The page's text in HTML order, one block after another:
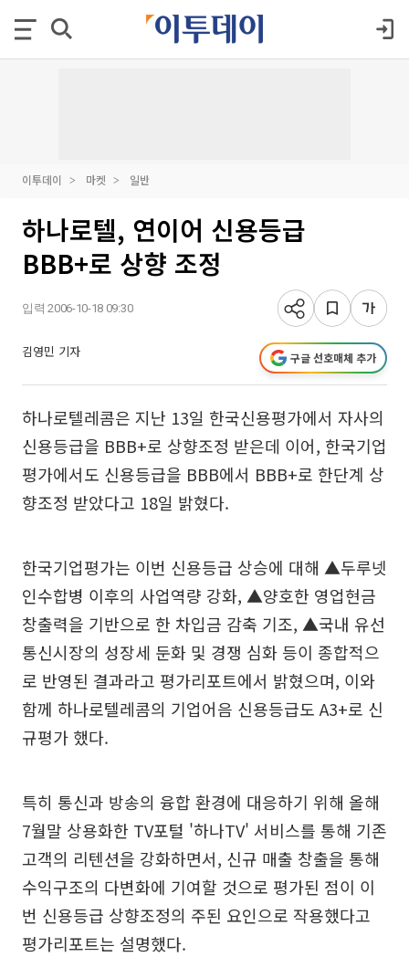
이투데이 마켓 일반
하나로텔, 연이어 신용등급
BBB+로 상향 조정
입력 2006-10-18 09:30
김영민 기자 구글 선호매체 추가
하나로텔레콤은 지난 13일 한국신용평가에서 자사의
신용등급을 BBB+로 상향조정 받은데 이어, 한국기업
평가에서도 신용등급을 BBB에서 BBB+로 한단계 상
향조정 받았다고 18일 밝혔다.
한국기업평가는 이번 신용등급 상승에 대해 ▲두루넷
인수합병 이후의 사업역량 강화, ▲양호한 영업현금
창출력을 기반으로 한 차입금 감축 기조, ▲국내 유선
통신시장의 성장세 둔화 및 경쟁 심화 등이 종합적으
로 반영된 결과라고 평가리포트에서 밝혔으며, 이와
함께 하나로텔레콤의 기업어음 신용등급도 A3+로 신
규평가 했다.
특히 통신과 방송의 융합 환경에 대응하기 위해 올해
7월말 상용화한 TV포털 '하나TV' 서비스를 통해 기존
고객의 리텐션을 강화하면서, 신규 매출 창출을 통해
수익구조의 다변화에 기여할 것으로 평가된 점이 이
번 신용등급 상향조정의 주된 요인으로 작용했다고
평가리포트는 설명했다.